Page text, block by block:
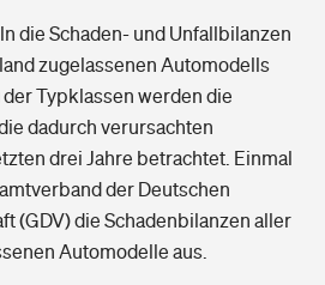
die Schaden- und Unfallbilanzen
zugelassenen Automodells
Typklassen werden die
dadurch verursachten
drei Jahre betrachtet. Einmal
der Deutschen
(GDV) die Schadenbilanzen aller
Automodelle aus.